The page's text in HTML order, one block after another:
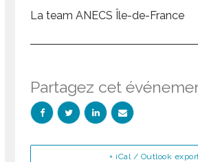
La team ANECS Île-de-France
Partagez cet
+ iCal / Outlook